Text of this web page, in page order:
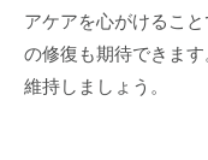
アケアを心がけるこ
の修復も期待できま
維持しましょう。